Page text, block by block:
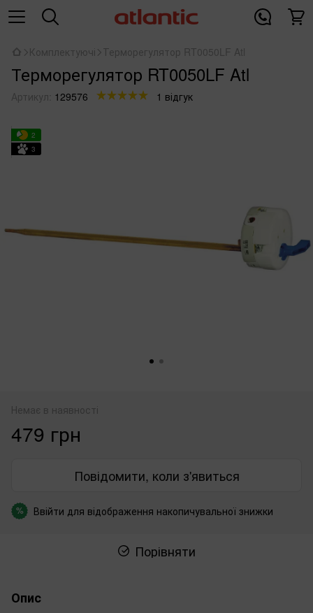
Комплектуючі Терморегулятор RT0050LF Atl
Терморегулятор RT0050LF Atl
Артикул: 129576 1 відгук
2
3
Немає в наявності
479 грн
Повідомити, коли з'явиться
% Ввійти для відображення накопичувальної знижки
Порівняти
Опис